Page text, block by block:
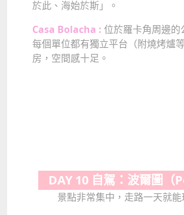
於此、海始於斯」。
Casa Bolacha : 位於羅卡角周邊的
每個單位都有獨立平台（附燒烤爐
房，空間感十足。
DAY 10 自駕：波爾圖（
景點非常集中，走路一天就能